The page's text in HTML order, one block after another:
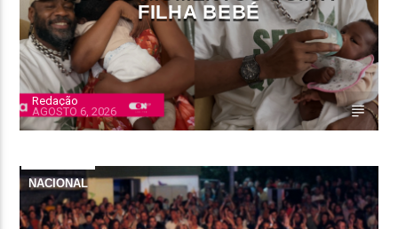
FILHA BEBÉ
Redação
AGOSTO 6, 2026
NACIONAL